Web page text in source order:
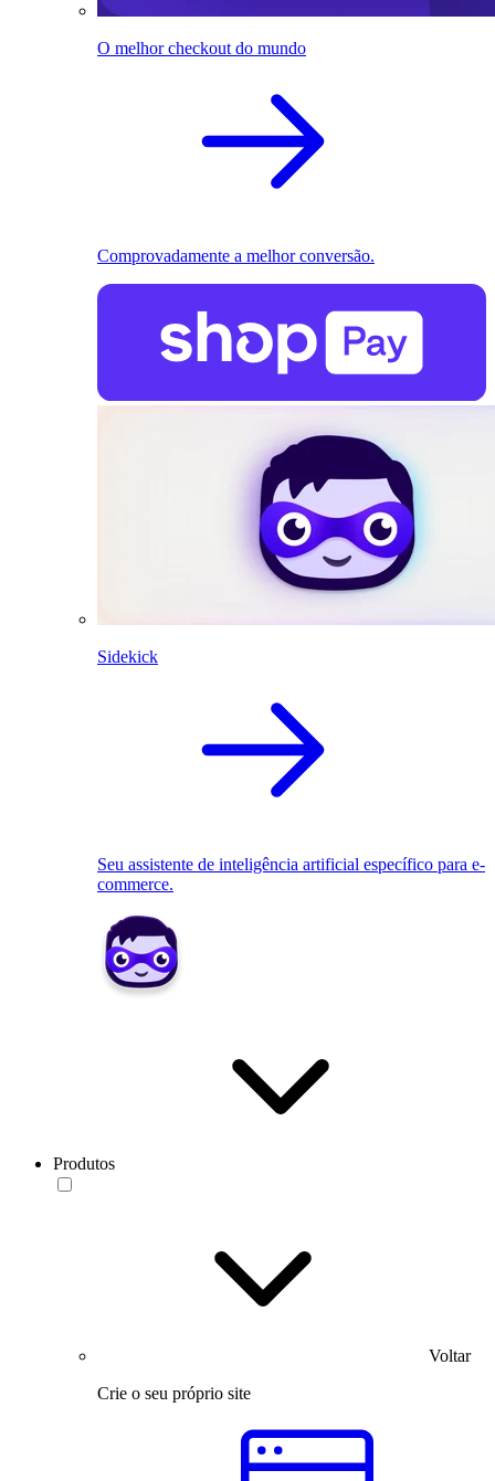
O melhor checkout do mundo
Comprovadamente a melhor conversão.
Sidekick
Seu assistente de inteligência artificial específico para e-
commerce.
Produtos
Voltar
Crie o seu próprio site